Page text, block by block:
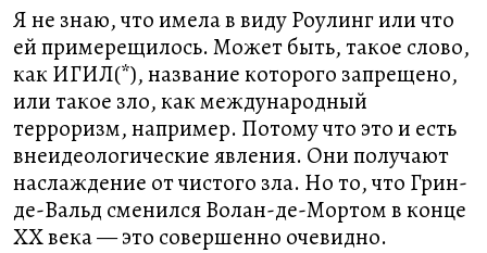
Я не знаю, что имела в виду Роулинг или что
ей примерещилось. Может быть, такое слово,
как ИГИЛ(*), название которого запрещено,
или такое зло, как международный
терроризм, например. Потому что это и есть
внеидеологические явления. Они получают
наслаждение от чистого зла. Но то, что Грин-
де-Вальд сменился Волан-де-Мортом в конце
ХХ века — это совершенно очевидно.